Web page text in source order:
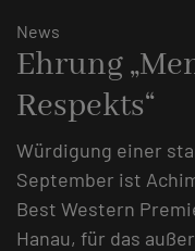
News
Ehrung
Respekts“
Würdigung einer
September ist
Best Western
Hanau, für das